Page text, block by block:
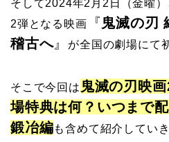
そして2024年2月2日（金曜
2弾となる映画
『 鬼滅の刃
稽古へ』 が全国の劇場にて
そこで今回は 鬼滅の刃映
場特典は何？いつまで
鍛冶編も含めて紹介 してい